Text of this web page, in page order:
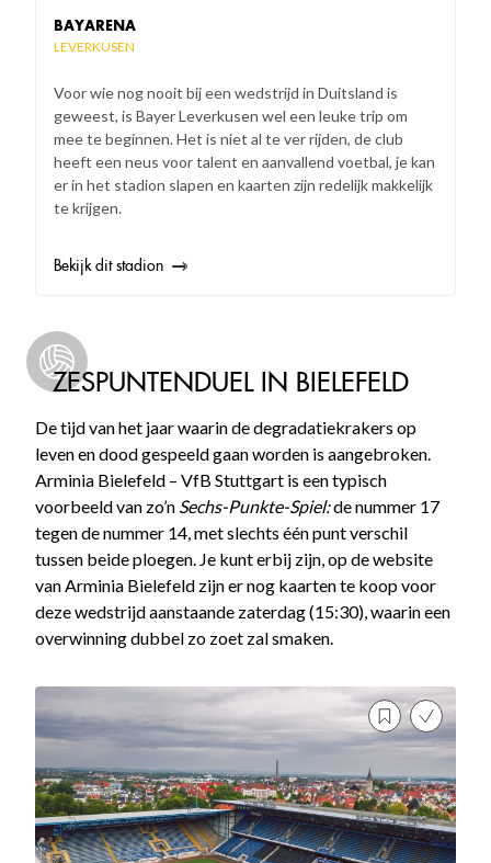
BAYARENA
LEVERKUSEN
Voor wie nog nooit bij een wedstrijd in Duitsland is
geweest, is Bayer Leverkusen wel een leuke trip om
mee te beginnen. Het is niet al te ver rijden, de club
heeft een neus voor talent en aanvallend voetbal, je kan
er in het stadion slapen en kaarten zijn redelijk makkelijk
te krijgen.
Bekijk dit stadion
ZESPUNTENDUEL IN BIELEFELD
De tijd van het jaar waarin de degradatiekrakers op
leven en dood gespeeld gaan worden is aangebroken.
Arminia Bielefeld – VfB Stuttgart is een typisch
voorbeeld van zo’n Sechs-Punkte-Spiel:de nummer 17
tegen de nummer 14, met slechts één punt verschil
tussen beide ploegen. Je kunt erbij zijn, op de website
van Arminia Bielefeld zijn er nog kaarten te koop voor
deze wedstrijd aanstaande zaterdag (15:30), waarin een
overwinning dubbel zo zoet zal smaken.